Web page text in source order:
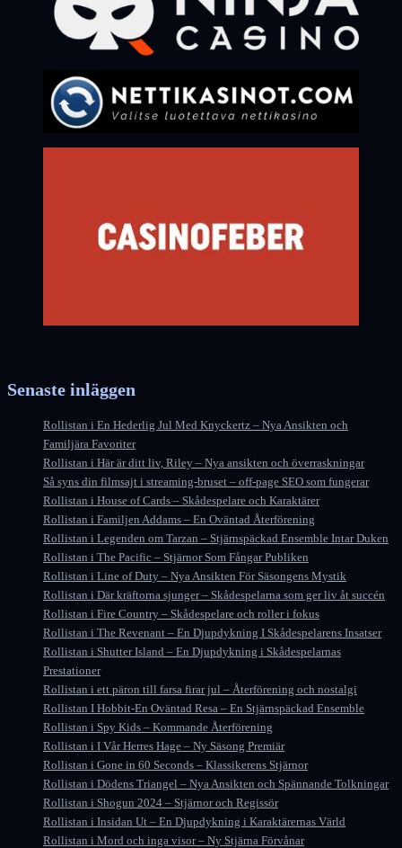
Senaste inläggen
Rollistan i En Hederlig Jul Med Knyckertz – Nya Ansikten och
Familjära Favoriter
Rollistan i Här är ditt liv, Riley – Nya ansikten och överraskningar
Så syns din filmsajt i streaming-bruset – off-page SEO som fungerar
Rollistan i House of Cards – Skådespelare och Karaktärer
Rollistan i Familjen Addams – En Oväntad Återförening
Rollistan i Legenden om Tarzan – Stjärnspäckad Ensemble Intar Duken
Rollistan i The Pacific – Stjärnor Som Fångar Publiken
Rollistan i Line of Duty – Nya Ansikten För Säsongens Mystik
Rollistan i Där kräftorna sjunger – Skådespelarna som ger liv åt succén
Rollistan i Fire Country – Skådespelare och roller i fokus
Rollistan i The Revenant – En Djupdykning I Skådespelarens Insatser
Rollistan i Shutter Island – En Djupdykning i Skådespelarnas
Prestationer
Rollistan i ett päron till farsa firar jul – Återförening och nostalgi
Rollistan I Hobbit-En Oväntad Resa – En Stjärnspäckad Ensemble
Rollistan i Spy Kids – Kommande Återförening
Rollistan i I Vår Herres Hage – Ny Säsong Premiär
Rollistan i Gone in 60 Seconds – Klassikerens Stjärnor
Rollistan i Dödens Triangel – Nya Ansikten och Spännande Tolkningar
Rollistan i Shogun 2024 – Stjärnor och Regissör
Rollistan i Insidan Ut – En Djupdykning i Karaktärernas Värld
Rollistan i Mord och inga visor – Ny Stjärna Förvånar